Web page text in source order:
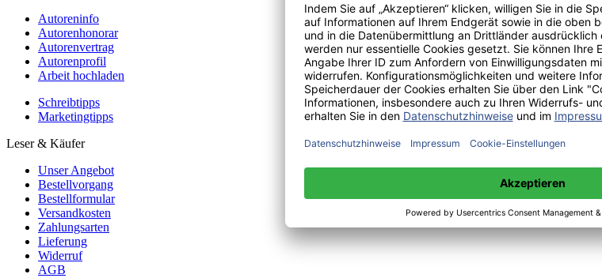
Autoreninfo
Autorenhonorar
Autorenvertrag
Autorenprofil
Arbeit hochladen
Schreibtipps
Marketingtipps
Leser & Käufer
Unser Angebot
Bestellvorgang
Bestellformular
Versandkosten
Zahlungsarten
Lieferung
Widerruf
AGB